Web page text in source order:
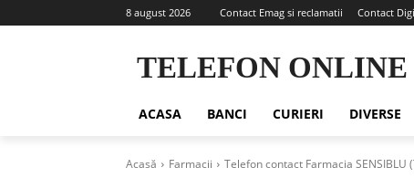
8 august 2026 Contact Emag si reclamatii Contact
TELEFON ONLINE
ACASA BANCI CURIERI DIVERSE
Acasă Farmacii Telefon contact Farmacia SENSIBLU